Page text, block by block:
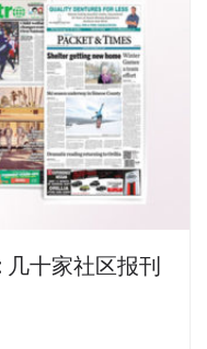
十家社区报刊